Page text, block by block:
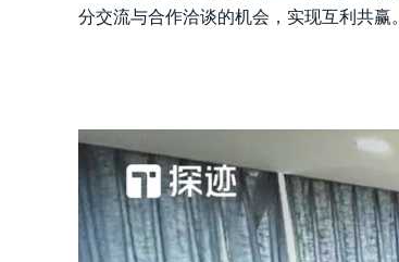
分交流与合作洽谈的机会，实现互利共赢。